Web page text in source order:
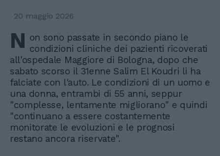
20 maggio 2026
N on sono passate in secondo piano le
condizioni cliniche dei pazienti ricoverati
all'ospedale Maggiore di Bologna, dopo che
sabato scorso il 31enne Salim El Koudri li ha
falciate con l'auto. Le condizioni di un uomo e
una donna, entrambi di 55 anni, seppur
"complesse, lentamente migliorano" e quindi
"continuano a essere costantemente
monitorate le evoluzioni e le prognosi
restano ancora riservate".